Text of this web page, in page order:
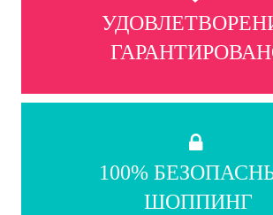
100%
ШОППИНГ